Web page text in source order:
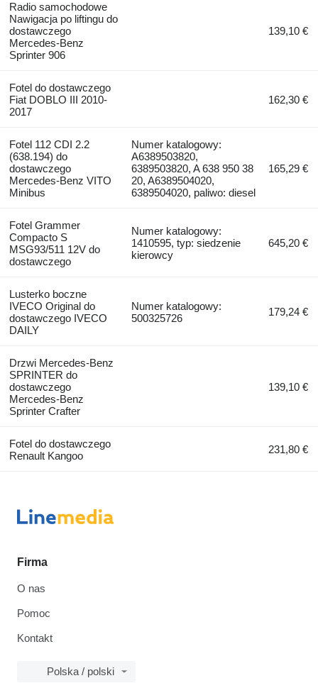
Radio samochodowe
Nawigacja po liftingu do
dostawczego
Mercedes-Benz
Sprinter 906
139,10 €
Fotel do dostawczego
Fiat DOBLO III 2010-
2017
162,30 €
Fotel 112 CDI 2.2
(638.194) do
dostawczego
Mercedes-Benz VITO
Minibus
Numer katalogowy:
A6389503820,
6389503820, A 638 950 38
20, A6389504020,
6389504020, paliwo: diesel
165,29 €
Fotel Grammer
Compacto S
MSG93/511 12V do
dostawczego
Numer katalogowy:
1410595, typ: siedzenie
kierowcy
645,20 €
Lusterko boczne
IVECO Original do
dostawczego IVECO
DAILY
Numer katalogowy:
500325726
179,24 €
Drzwi Mercedes-Benz
SPRINTER do
dostawczego
Mercedes-Benz
Sprinter Crafter
139,10 €
Fotel do dostawczego
Renault Kangoo
231,80 €
Firma
O nas
Pomoc
Kontakt
Polska / polski